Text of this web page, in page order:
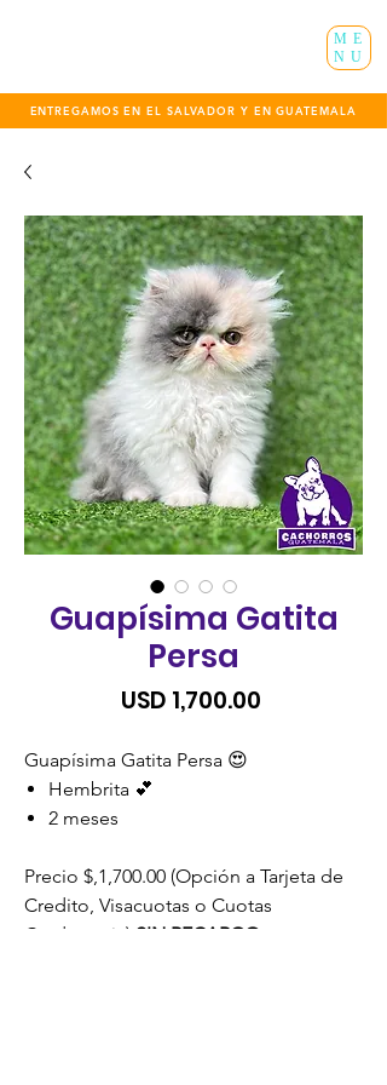
ENTREGAMOS EN EL SALVADOR Y EN GUATEMALA
ME
NU
Guapísima Gatita
Persa
USD 1,700.00Precio
Guapísima Gatita Persa 😍
Hembrita 💕
2 meses
Precio $,1,700.00 (Opción a Tarjeta de
Credito, Visacuotas o Cuotas
Credomatic) SIN RECARGO.